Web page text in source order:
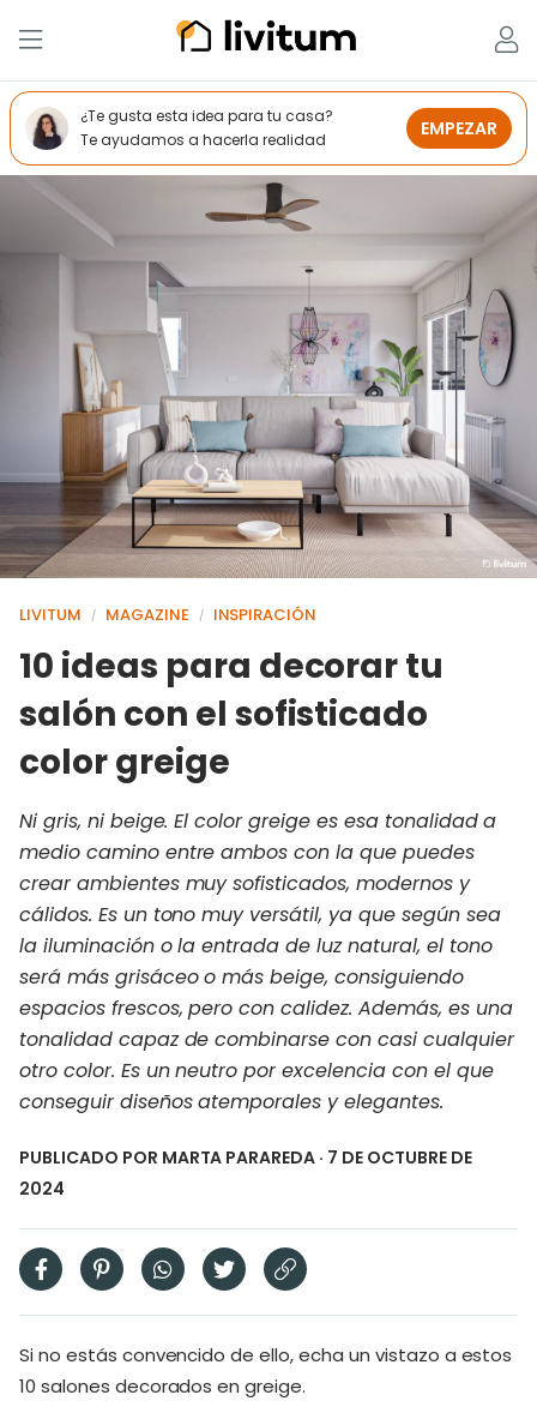
LIVITUM / MAGAZINE / INSPIRACIÓN
10 ideas para decorar tu
salón con el sofisticado
color greige
Ni gris, ni beige. El color greige es esa tonalidad a
medio camino entre ambos con la que puedes
crear ambientes muy sofisticados, modernos y
cálidos. Es un tono muy versátil, ya que según sea
la iluminación o la entrada de luz natural, el tono
será más grisáceo o más beige, consiguiendo
espacios frescos, pero con calidez. Además, es una
tonalidad capaz de combinarse con casi cualquier
otro color. Es un neutro por excelencia con el que
conseguir diseños atemporales y elegantes.
PUBLICADO POR MARTA PARAREDA · 7 DE OCTUBRE DE
2024
Si no estás convencido de ello, echa un vistazo a estos
10 salones decorados en greige.
¿Te gusta esta idea para tu casa?
Te ayudamos a hacerla realidad
EMPEZAR